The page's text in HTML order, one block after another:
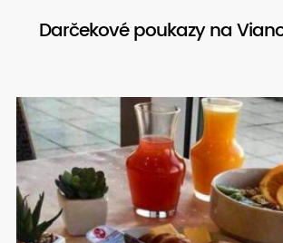
Darčekové poukazy na